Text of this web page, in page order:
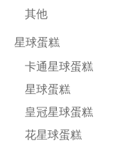
其他
星球蛋糕
卡通星球蛋糕
星球蛋糕
皇冠星球蛋糕
花星球蛋糕